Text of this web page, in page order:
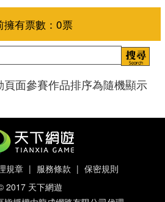
當前擁有票數：
面參賽作品排序為隨機顯示
規章 | 服務條款 | 保密規則
2017 天下網遊